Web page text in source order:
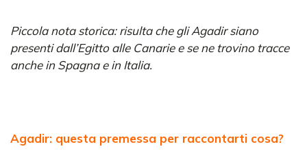
Piccola nota storica: risulta che gli Agadir siano
presenti dall’Egitto alle Canarie e se ne trovino tracce
anche in Spagna e in Italia.
Agadir: questa premessa per raccontarti cosa?